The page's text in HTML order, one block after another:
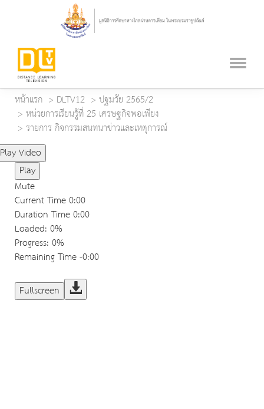
หน้าแรก DLTV12
ปฐมวัย 2565/2
หน่วยการเรียนรู้ที่ 25 เศรษฐกิจพอเพียง
รายการ กิจกรรมสนทนาข่าวและเหตุการณ์
Play Video
Play
Mute
Current Time0:00
Duration Time0:00
Loaded: 0%
Progress: 0%
Remaining Time-0:00
Fullscreen